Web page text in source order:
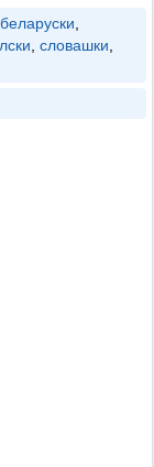
беларуски
словашки